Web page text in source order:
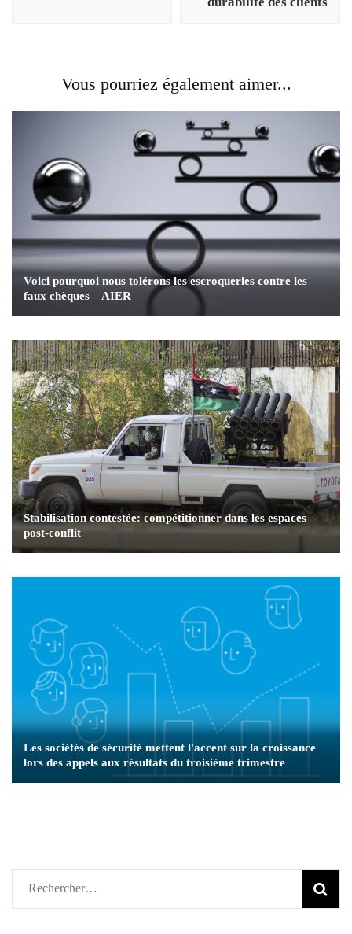
Vous pourriez également aimer...
Voici pourquoi nous tolérons les escroqueries contre les
faux chèques – AIER
Stabilisation contestée: compétitionner dans les espaces
post-conflit
Les sociétés de sécurité mettent l'accent sur la croissance
lors des appels aux résultats du troisième trimestre
Rechercher :